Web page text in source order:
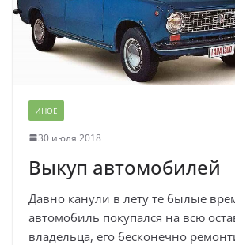
ИНОЕ
30 июля 2018
Выкуп автомобилей
Давно канули в лету те былые
автомобиль покупался на всю
владельца, его бесконечно